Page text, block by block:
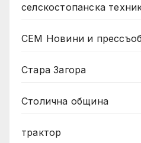
селскостопанска
СЕМ Новини и
Стара Загора
Столична община
трактор